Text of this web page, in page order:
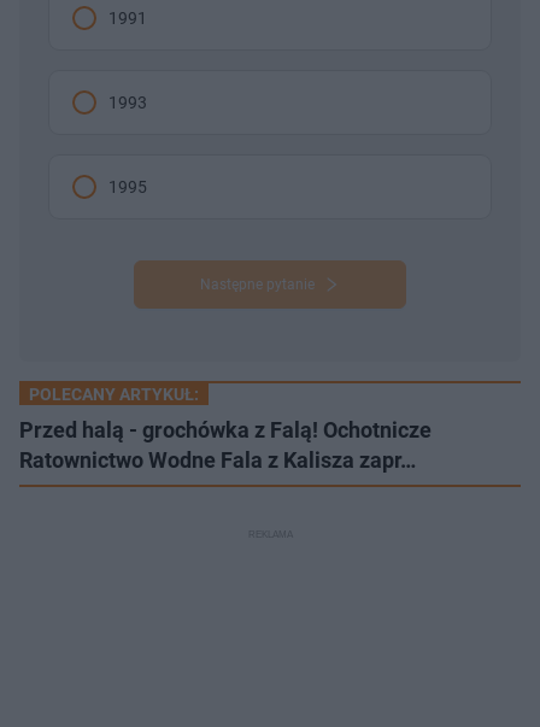
1991
1993
1995
Następne pytanie
POLECANY ARTYKUŁ:
Przed halą - grochówka z Falą! Ochotnicze
Ratownictwo Wodne Fala z Kalisza zapr…